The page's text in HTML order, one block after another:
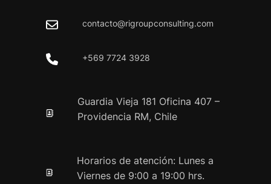
contacto@rigroupconsulting.com
+569 7724 3928
Guardia Vieja 181 Oficina 407 –
Providencia RM, Chile
Horarios de atención: Lunes a
Viernes de 9:00 a 19:00 hrs.